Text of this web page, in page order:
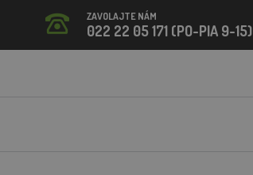
ZAVOLAJTE NÁM
022 22 05 171 (PO-PIA 9-15)